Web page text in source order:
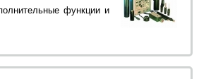
функции и